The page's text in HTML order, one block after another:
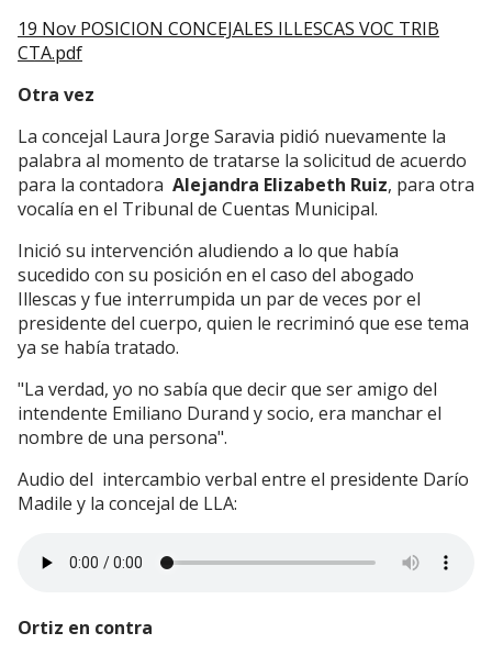
19 Nov POSICION CONCEJALES ILLESCAS VOC TRIB
CTA.pdf
Otra vez
La concejal Laura Jorge Saravia pidió nuevamente la
palabra al momento de tratarse la solicitud de acuerdo
para la contadora Alejandra Elizabeth Ruiz, para otra
vocalía en el Tribunal de Cuentas Municipal.
Inició su intervención aludiendo a lo que había
sucedido con su posición en el caso del abogado
Illescas y fue interrumpida un par de veces por el
presidente del cuerpo, quien le recriminó que ese tema
ya se había tratado.
"La verdad, yo no sabía que decir que ser amigo del
intendente Emiliano Durand y socio, era manchar el
nombre de una persona".
Audio del intercambio verbal entre el presidente Darío
Madile y la concejal de LLA:
Ortiz en contra